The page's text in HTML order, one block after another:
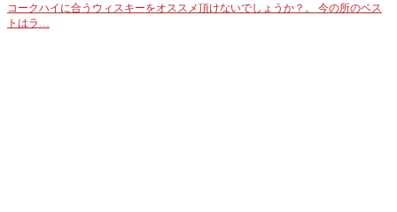
コークハイに合うウィスキーをオススメ頂けないでしょうか？。 今の所のベス
トはラ…